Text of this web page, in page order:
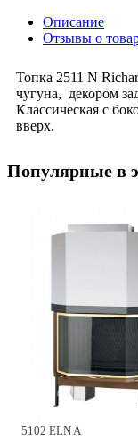
Описание
Отзывы о
Топка 2511 N
чугуна, декором
Классическая с
вверх.
Популярные в
5102 ELN A